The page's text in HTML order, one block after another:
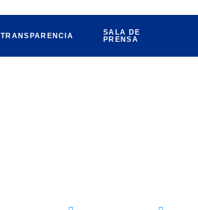
TRANSPARENCIA
SALA DE
PRENSA